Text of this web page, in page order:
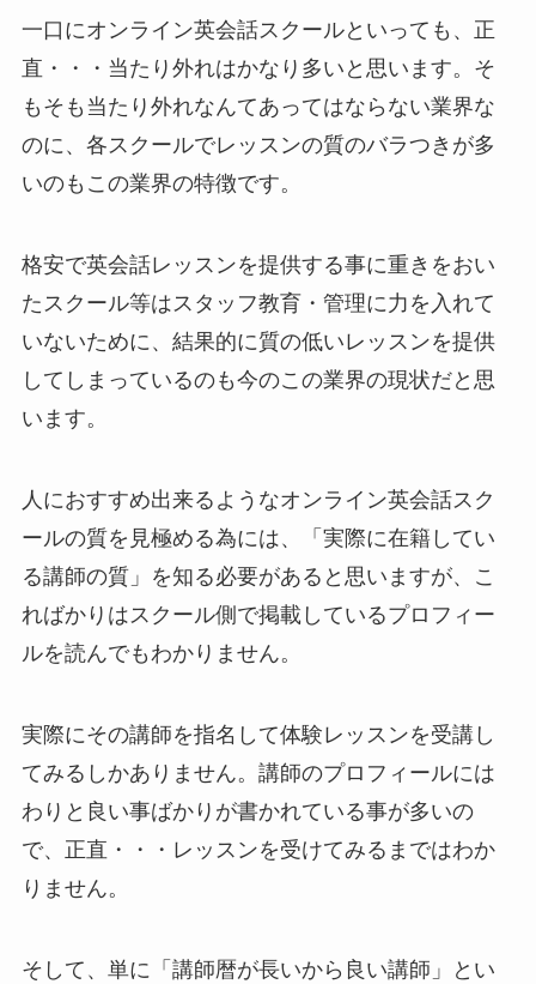
一口にオンライン英会話スクールといっても、正
直・・・当たり外れはかなり多いと思います。そ
もそも当たり外れなんてあってはならない業界な
のに、各スクールでレッスンの質のバラつきが多
いのもこの業界の特徴です。
格安で英会話レッスンを提供する事に重きをおい
たスクール等はスタッフ教育・管理に力を入れて
いないために、結果的に質の低いレッスンを提供
してしまっているのも今のこの業界の現状だと思
います。
人におすすめ出来るようなオンライン英会話スク
ールの質を見極める為には、「実際に在籍してい
る講師の質」を知る必要があると思いますが、こ
ればかりはスクール側で掲載しているプロフィー
ルを読んでもわかりません。
実際にその講師を指名して体験レッスンを受講し
てみるしかありません。講師のプロフィールには
わりと良い事ばかりが書かれている事が多いの
で、正直・・・レッスンを受けてみるまではわか
りません。
そして、単に「講師暦が長いから良い講師」とい